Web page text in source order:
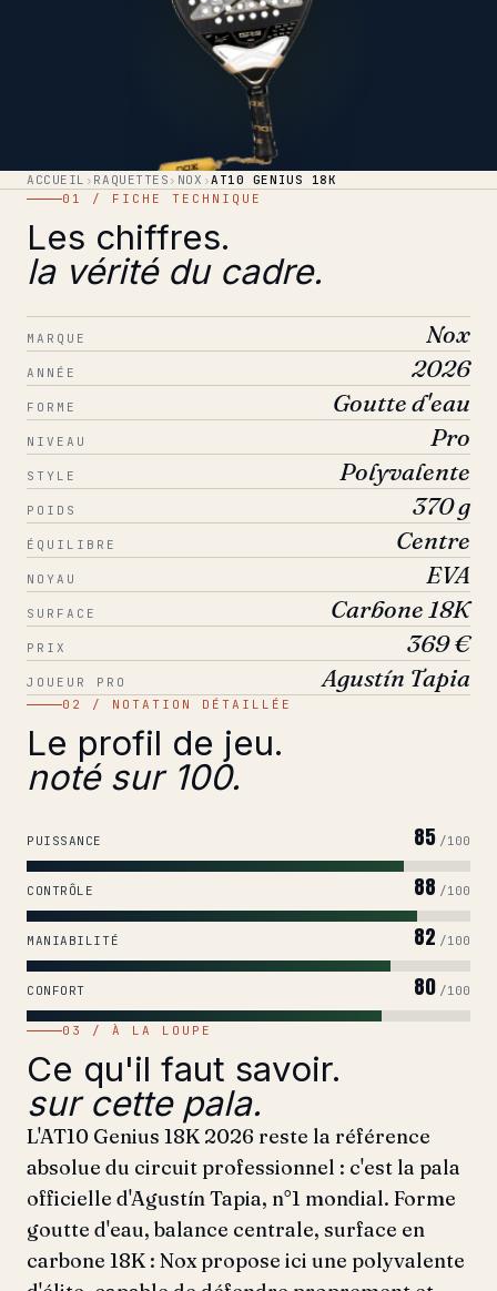
ACCUEIL › RAQUETTES › NOX ›AT10 GENIUS 18K
01 / FICHE TECHNIQUE
Les chiffres.
la vérité du cadre.
MARQUE Nox
ANNÉE 2026
FORME Goutte d'eau
NIVEAU Pro
STYLE Polyvalente
POIDS 370 g
ÉQUILIBRE Centre
NOYAU EVA
SURFACE Carbone 18K
PRIX 369 €
JOUEUR PRO Agustín Tapia
02 / NOTATION DÉTAILLÉE
Le profil de jeu.
noté sur 100.
PUISSANCE 85 /100
CONTRÔLE 88 /100
MANIABILITÉ 82 /100
CONFORT 80 /100
03 / À LA LOUPE
Ce qu'il faut savoir.
sur cette pala.
L'AT10 Genius 18K 2026 reste la référence
absolue du circuit professionnel : c'est la pala
officielle d'Agustín Tapia, n°1 mondial. Forme
goutte d'eau, balance centrale, surface en
carbone 18K : Nox propose ici une polyvalente